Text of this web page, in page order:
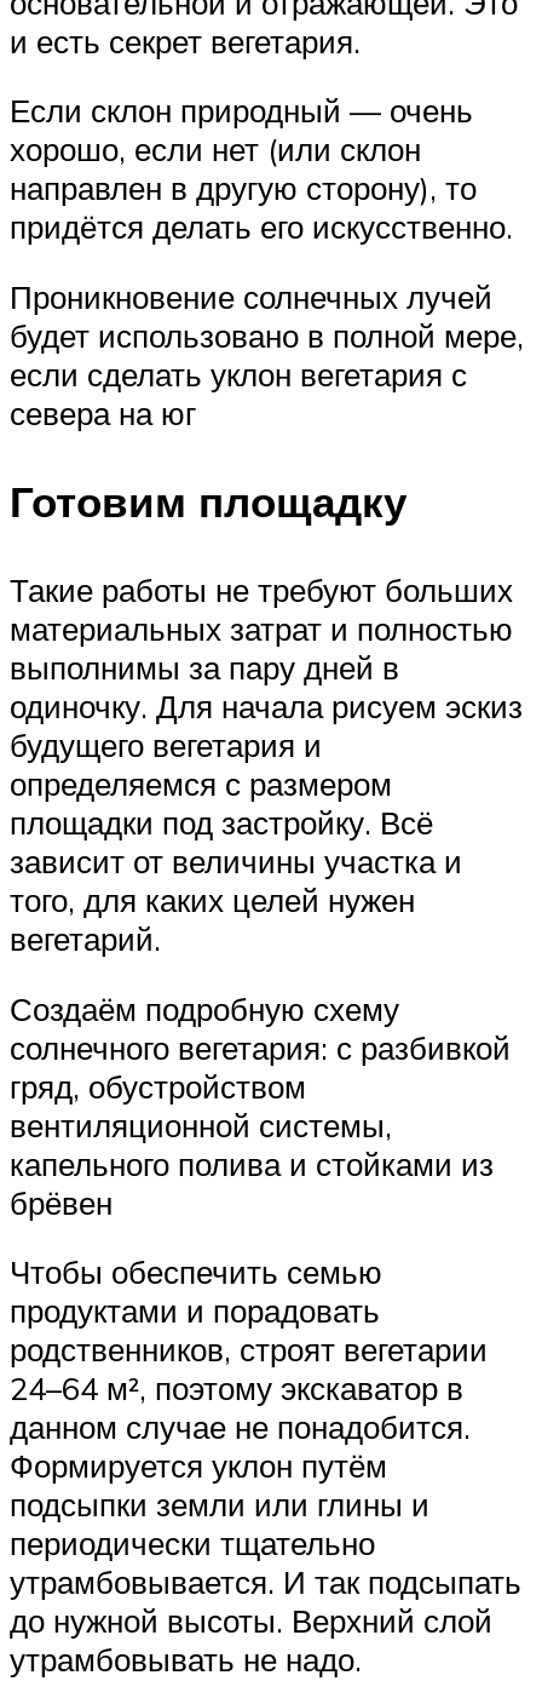
и есть секрет вегетария.
Если склон природный — очень
хорошо, если нет (или склон
направлен в другую сторону), то
придётся делать его искусственно.
Проникновение солнечных лучей
будет использовано в полной мере,
если сделать уклон вегетария с
севера на юг
Готовим площадку
Такие работы не требуют больших
материальных затрат и полностью
выполнимы за пару дней в
одиночку. Для начала рисуем эскиз
будущего вегетария и
определяемся с размером
площадки под застройку. Всё
зависит от величины участка и
того, для каких целей нужен
вегетарий.
Создаём подробную схему
солнечного вегетария: с разбивкой
гряд, обустройством
вентиляционной системы,
капельного полива и стойками из
брёвен
Чтобы обеспечить семью
продуктами и порадовать
родственников, строят вегетарии
24–64 м², поэтому экскаватор в
данном случае не понадобится.
Формируется уклон путём
подсыпки земли или глины и
периодически тщательно
утрамбовывается. И так подсыпать
до нужной высоты. Верхний слой
утрамбовывать не надо.